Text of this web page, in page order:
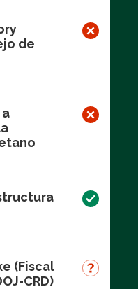
de
(Fiscal
CRD)